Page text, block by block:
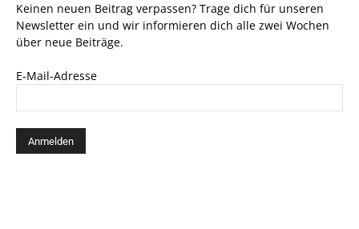
Keinen neuen Beitrag verpassen? Trage dich für unseren
Newsletter ein und wir informieren dich alle zwei Wochen
über neue Beiträge.
E-Mail-Adresse